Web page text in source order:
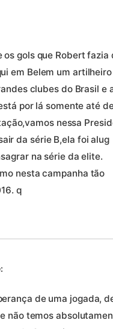
gols que Robert fazia
em Belem um
clubes do Brasil e
por lá somente até
nessa
da série B,ela foi alug
na série da elite.
nesta campanha tão
q
de uma jogada,
não temos